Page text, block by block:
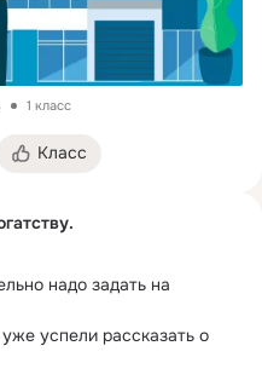
1 класс
Класс
надо задать на
успели рассказать о